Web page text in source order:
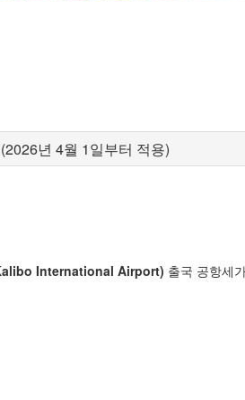
년 4월 1일부터 적용)
International Airport) 출국 공항세